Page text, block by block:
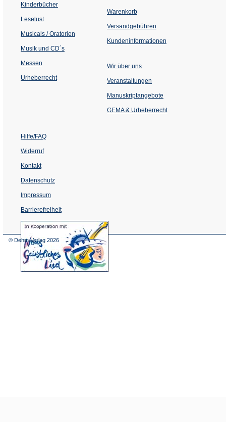
Kinderbücher
Leselust
Musicals / Oratorien
Musik und CD´s
Messen
Urheberrecht
Warenkorb
Versandgebühren
Kundeninformationen
Wir über uns
Veranstaltungen
einem
Tab)
Manuskriptangebote
GEMA & Urheberrecht
Hilfe/FAQ
Widerruf
Kontakt
Datenschutz
Impressum
Barrierefreiheit
(Öffnet
in
© Dehm Verlag 2026